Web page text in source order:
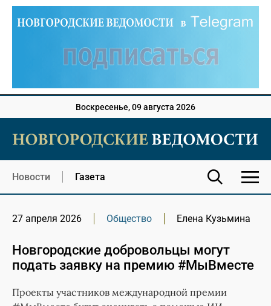
Воскресенье, 09 августа 2026
Новости Газета
27 апреля 2026 Общество Елена Кузьмина
Новгородские добровольцы могут
подать заявку на премию #МыВместе
Проекты участников международной премии